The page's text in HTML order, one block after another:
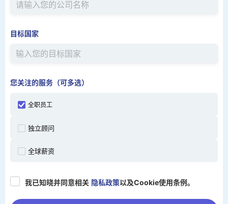
目标国家
您关注的服务（可多选）
全职员工
独立顾问
全球薪资
我已知晓并同意相关 隐私政策以及Cookie使用条例。